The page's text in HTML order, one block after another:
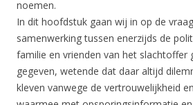
noemen.
In dit hoofdstuk gaan wij in op de
samenwerking tussen enerzijds de
familie en vrienden van het slachtoffer
gegeven, wetende dat daar altijd
kleven vanwege de vertrouwelijkheid